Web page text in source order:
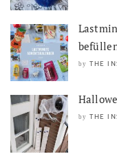
by THE
by THE